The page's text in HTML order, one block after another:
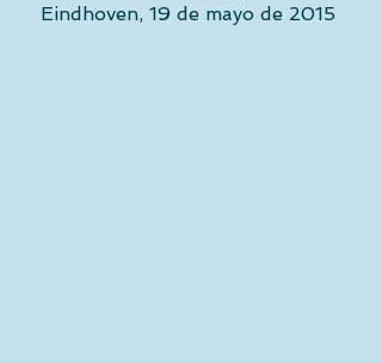
Eindhoven, 19 de mayo de 2015